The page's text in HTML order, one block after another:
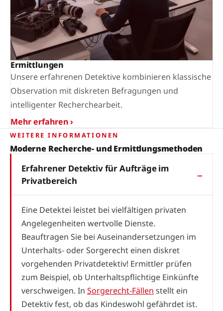
Ermittlungen
Unsere erfahrenen Detektive kombinieren klassische
Observation mit diskreten Befragungen und
intelligenter Recherchearbeit.
Mehr erfahren ›
WEITERE INFORMATIONEN
Moderne Recherche- und Ermittlungsmethoden
Erfahrener Detektiv für Aufträge im
Privatbereich
Eine Detektei leistet bei vielfältigen privaten
Angelegenheiten wertvolle Dienste.
Beauftragen Sie bei Auseinandersetzungen im
Unterhalts- oder Sorgerecht einen diskret
vorgehenden Privatdetektiv! Ermittler prüfen
zum Beispiel, ob Unterhaltspflichtige Einkünfte
verschweigen. In Sorgerecht-Fällen stellt ein
Detektiv fest, ob das Kindeswohl gefährdet ist.